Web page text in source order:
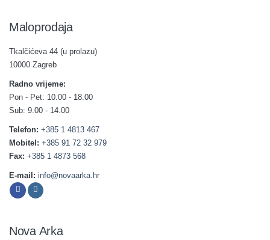
Maloprodaja
Tkalčićeva 44 (u prolazu)
10000 Zagreb
Radno vrijeme:
Pon - Pet: 10.00 - 18.00
Sub: 9.00 - 14.00
Telefon: +385 1 4813 467
Mobitel: +385 91 72 32 979
Fax: +385 1 4873 568
E-mail: info@novaarka.hr
Nova Arka